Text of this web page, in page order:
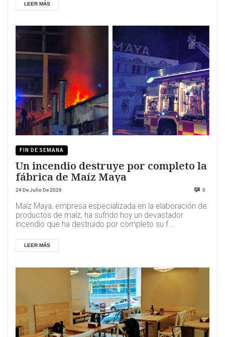
LEER MÁS
FIN DE SEMANA
Un incendio destruye por completo la
fábrica de Maíz Maya
24 De Julio De 2026 0
Maíz Maya, empresa especializada en la elaboración de
productos de maíz, ha sufrido hoy un devastador
incendio que ha destruido por completo su f...
LEER MÁS